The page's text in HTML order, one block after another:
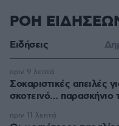
ΡΟΗ
Ειδήσεις
Σοκαριστικές απειλές
σκοτεινό… παρασκήνιο
πριν 9 λεπτά
πριν 11 λεπτά